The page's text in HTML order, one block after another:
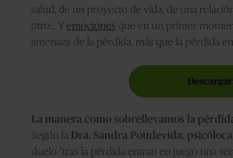
salud, de un proyecto de vida, de una
otro… Y emociones que en un primer
amenaza de la pérdida, más que la pérdida
La manera como sobrellevamos la
Según la Dra. Sandra Poudevida,
duelo "tras la pérdida entran en juego una